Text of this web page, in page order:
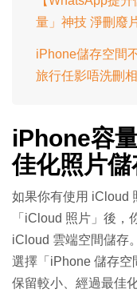
量」神技 淨刪廢
iPhone儲存空間
旅行任影唔洗刪相
iPhone容
佳化照片儲
如果你有使用 iCloud
「iCloud 照片」後，
iCloud 雲端空間儲存。
選擇「iPhone 儲存空
保留較小、經過最佳